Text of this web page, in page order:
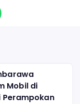
Mobil di
Perampokan